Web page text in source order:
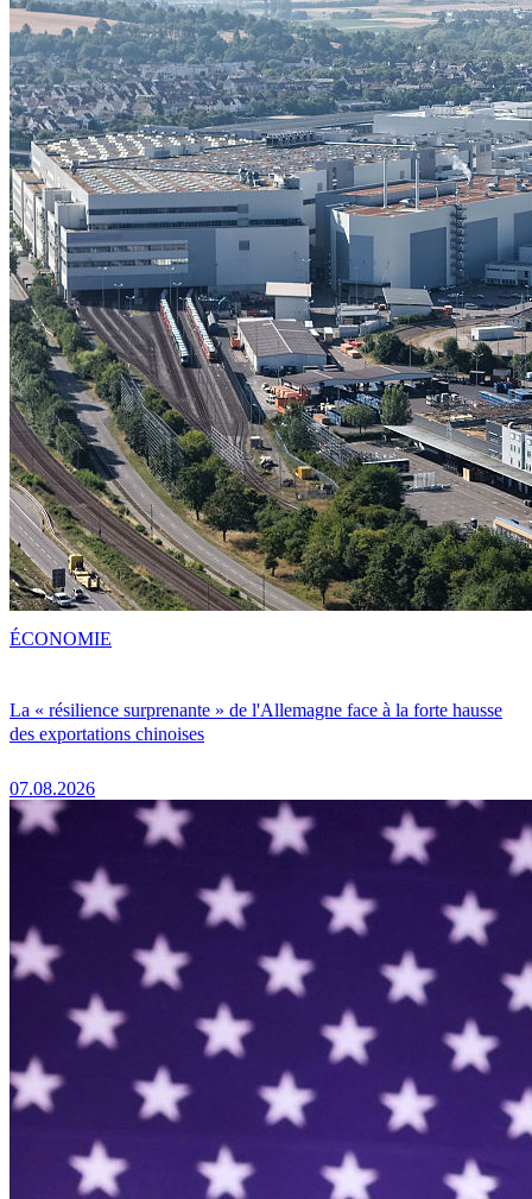
La « résilience surprenante » de l'Allemagne face à la forte hausse
des exportations chinoises
07.08.2026
ÉCONOMIE